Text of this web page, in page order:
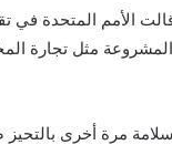
الأمم المتحدة في
المشروعة مثل تجارة
مرة أخرى بالتحيز